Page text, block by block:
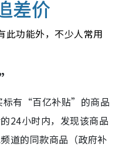
差价
此功能外，不少人常用
标有“百亿补贴”的商品
24小时内，发现该商品
道的同款商品（政府补